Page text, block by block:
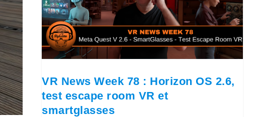
VR News Week 78 : Horizon OS 2.6,
test escape room VR et
smartglasses